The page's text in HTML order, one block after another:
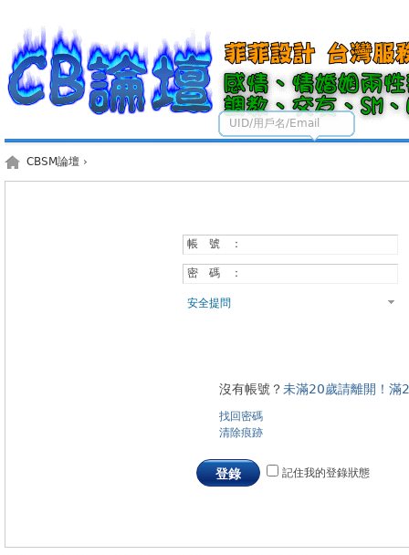
UID/用戶名/Email
CBSM論壇 ›
帳 號 ：
密 碼 ：
安全提問
沒有帳號？未滿20歲請離開！滿
找回密碼
清除痕跡
登錄 記住我的登錄狀態